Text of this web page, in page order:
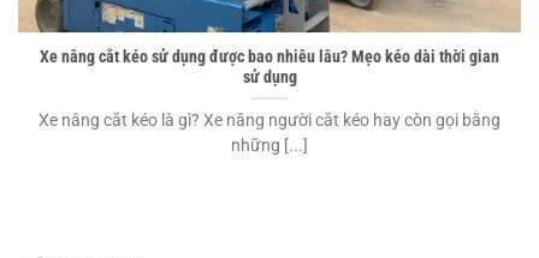
Xe nâng cắt kéo sử dụng được bao nhiêu lâu? Mẹo kéo dài thời gian
sử dụng
Xe nâng cắt kéo là gì? Xe nâng người cắt kéo hay còn gọi bằng
những [...]